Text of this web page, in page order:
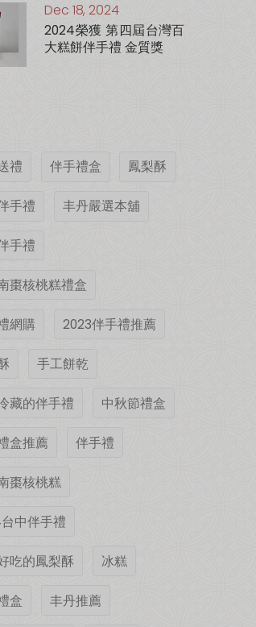
Dec 18, 2024
2024榮獲 第四屆台灣百
大糕餅伴手禮 金質獎
禮 伴手禮盒 鳳梨酥
手禮 丰丹嚴選本舖
手禮
棗核桃糕禮盒
網購 2023伴手禮推薦
手工餅乾
藏的伴手禮 中秋節禮盒
盒推薦 伴手禮
棗核桃糕
台中伴手禮
吃的鳳梨酥 冰糕
盒 丰丹推薦